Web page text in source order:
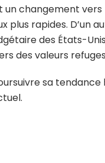
un changement vers
rapides. D’un
des États-
des valeurs
sa